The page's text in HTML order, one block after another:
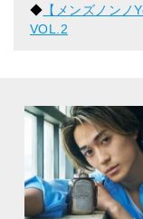
◆ 【メンズノン
VOL.2